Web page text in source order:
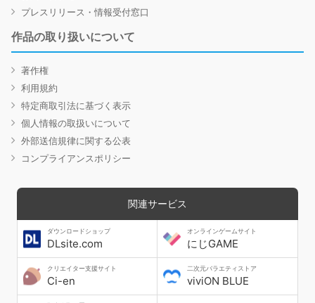
プレスリリース・情報受付窓口
作品の取り扱いについて
著作権
利用規約
特定商取引法に基づく表示
個人情報の取扱いについて
外部送信規律に関する公表
コンプライアンスポリシー
関連サービス
ダウンロードショップ
DLsite.com
オンラインゲームサイト
にじGAME
クリエイター支援サイト
Ci-en
二次元バラエティストア
viviON BLUE